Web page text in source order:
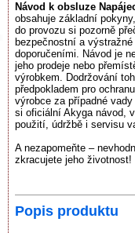
Návod k obsluze
obsahuje základní
do provozu si pozorně
bezpečnostní a
doporučeními. Návod je
jeho prodeje nebo
výrobkem. Dodržování
předpokladem pro
výrobce za případné
si oficiální Akyga návod,
použití, údržbě i servisu
A nezapomeňte –
zkracujete jeho životnost!
Popis produktu